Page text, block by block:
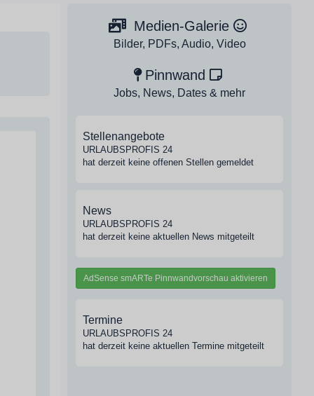
Medien-Galerie
Bilder, PDFs, Audio, Video
Pinnwand
Jobs, News, Dates & mehr
Stellenangebote
URLAUBSPROFIS 24
hat derzeit keine offenen Stellen gemeldet
News
URLAUBSPROFIS 24
hat derzeit keine aktuellen News mitgeteilt
AdSense smARTe Pinnwandvorschau aktivieren
Termine
URLAUBSPROFIS 24
hat derzeit keine aktuellen Termine mitgeteilt